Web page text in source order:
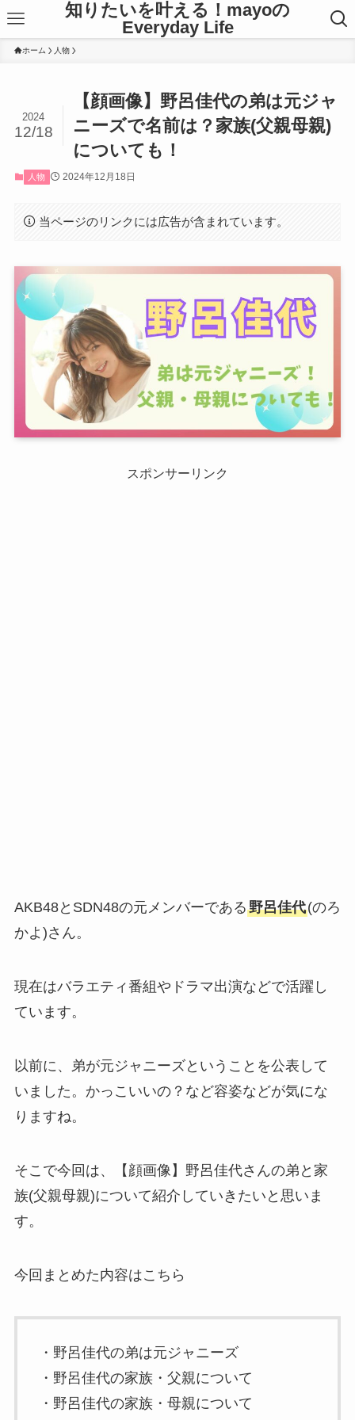
知りたいを叶える！mayoの
Everyday Life
ホーム 人物
【顔画像】野呂佳代の弟は元ジャ
ニーズで名前は？家族(父親母親)
についても！
2024
12/18
人物 2024年12月18日
当ページのリンクには広告が含まれています。
スポンサーリンク
AKB48とSDN48の元メンバーである野呂佳代(のろ
かよ)さん。
現在はバラエティ番組やドラマ出演などで活躍し
ています。
以前に、弟が元ジャニーズということを公表して
いました。かっこいいの？など容姿などが気にな
りますね。
そこで今回は、【顔画像】野呂佳代さんの弟と家
族(父親母親)について紹介していきたいと思いま
す。
今回まとめた内容はこちら
・野呂佳代の弟は元ジャニーズ
・野呂佳代の家族・父親について
・野呂佳代の家族・母親について